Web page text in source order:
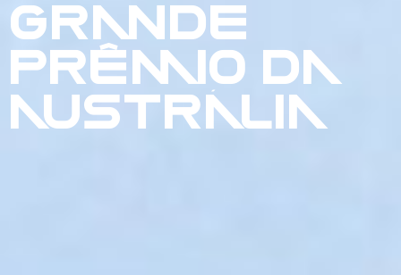
GRANDE
PRÊMIO DA
AUSTRÁLIA